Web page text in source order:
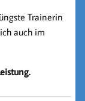
Trainerin
auch im